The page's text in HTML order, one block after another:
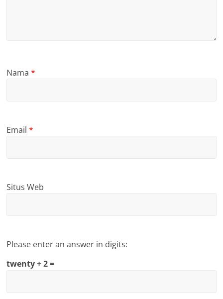
Nama*
Email*
Situs Web
Please enter an answer in digits:
twenty + 2 =